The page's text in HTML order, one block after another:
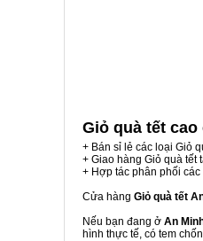
Giỏ quà tết cao
+ Bán sỉ lẻ các loại Giỏ
+ Giao hàng Giỏ quà tết
+ Hợp tác phân phối
Cửa hàng Giỏ quà tết
Nếu bạn đang ở An
hình thực tế, có tem